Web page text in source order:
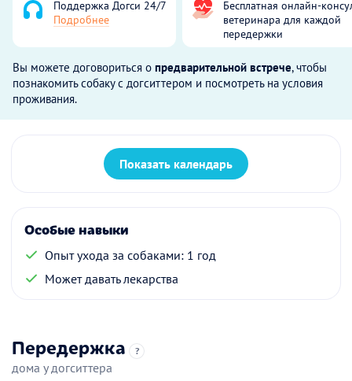
Поддержка Догси 24/7
Подробнее
Бесплатная онлайн-
ветеринара для каждой
передержки
Вы можете договориться о предварительной встрече, чтобы
познакомить собаку с догситтером и посмотреть на условия
проживания.
Показать календарь
Особые навыки
Опыт ухода за собаками: 1 год
Может давать лекарства
Передержка ?
дома у догситтера